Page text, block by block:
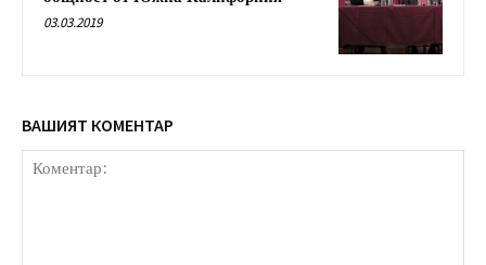
03.03.2019
ВАШИЯТ КОМЕНТАР